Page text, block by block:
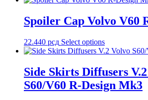
Spoiler Cap Volvo V60
22.440 рсд Select options
Side Skirts Diffusers
S60/V60 R-Design Mk3